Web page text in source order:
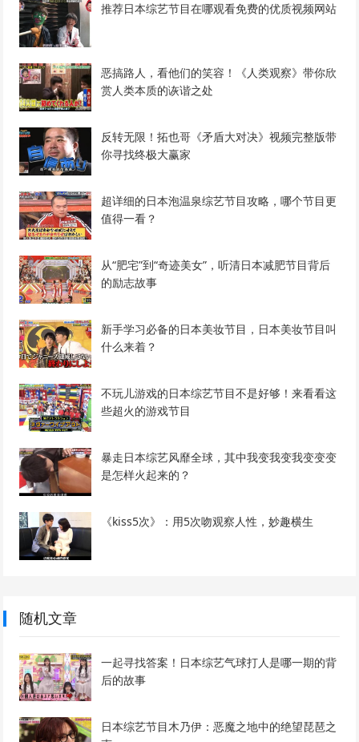
推荐日本综艺节目在哪观看免费的优质视频网站
恶搞路人，看他们的笑容！《人类观察》带你欣
赏人类本质的诙谐之处
反转无限！拓也哥《矛盾大对决》视频完整版带
你寻找终极大赢家
超详细的日本泡温泉综艺节目攻略，哪个节目更
值得一看？
从“肥宅”到“奇迹美女”，听清日本减肥节目背后
的励志故事
新手学习必备的日本美妆节目，日本美妆节目叫
什么来着？
不玩儿游戏的日本综艺节目不是好够！来看看这
些超火的游戏节目
暴走日本综艺风靡全球，其中我变我变我变变变
是怎样火起来的？
《kiss5次》：用5次吻观察人性，妙趣横生
随机文章
一起寻找答案！日本综艺气球打人是哪一期的背
后的故事
日本综艺节目木乃伊：恶魔之地中的绝望琵琶之